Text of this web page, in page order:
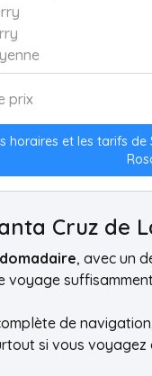
prix
horaires et les tarifs
Cruz de
, avec un
voyage
de
si vous